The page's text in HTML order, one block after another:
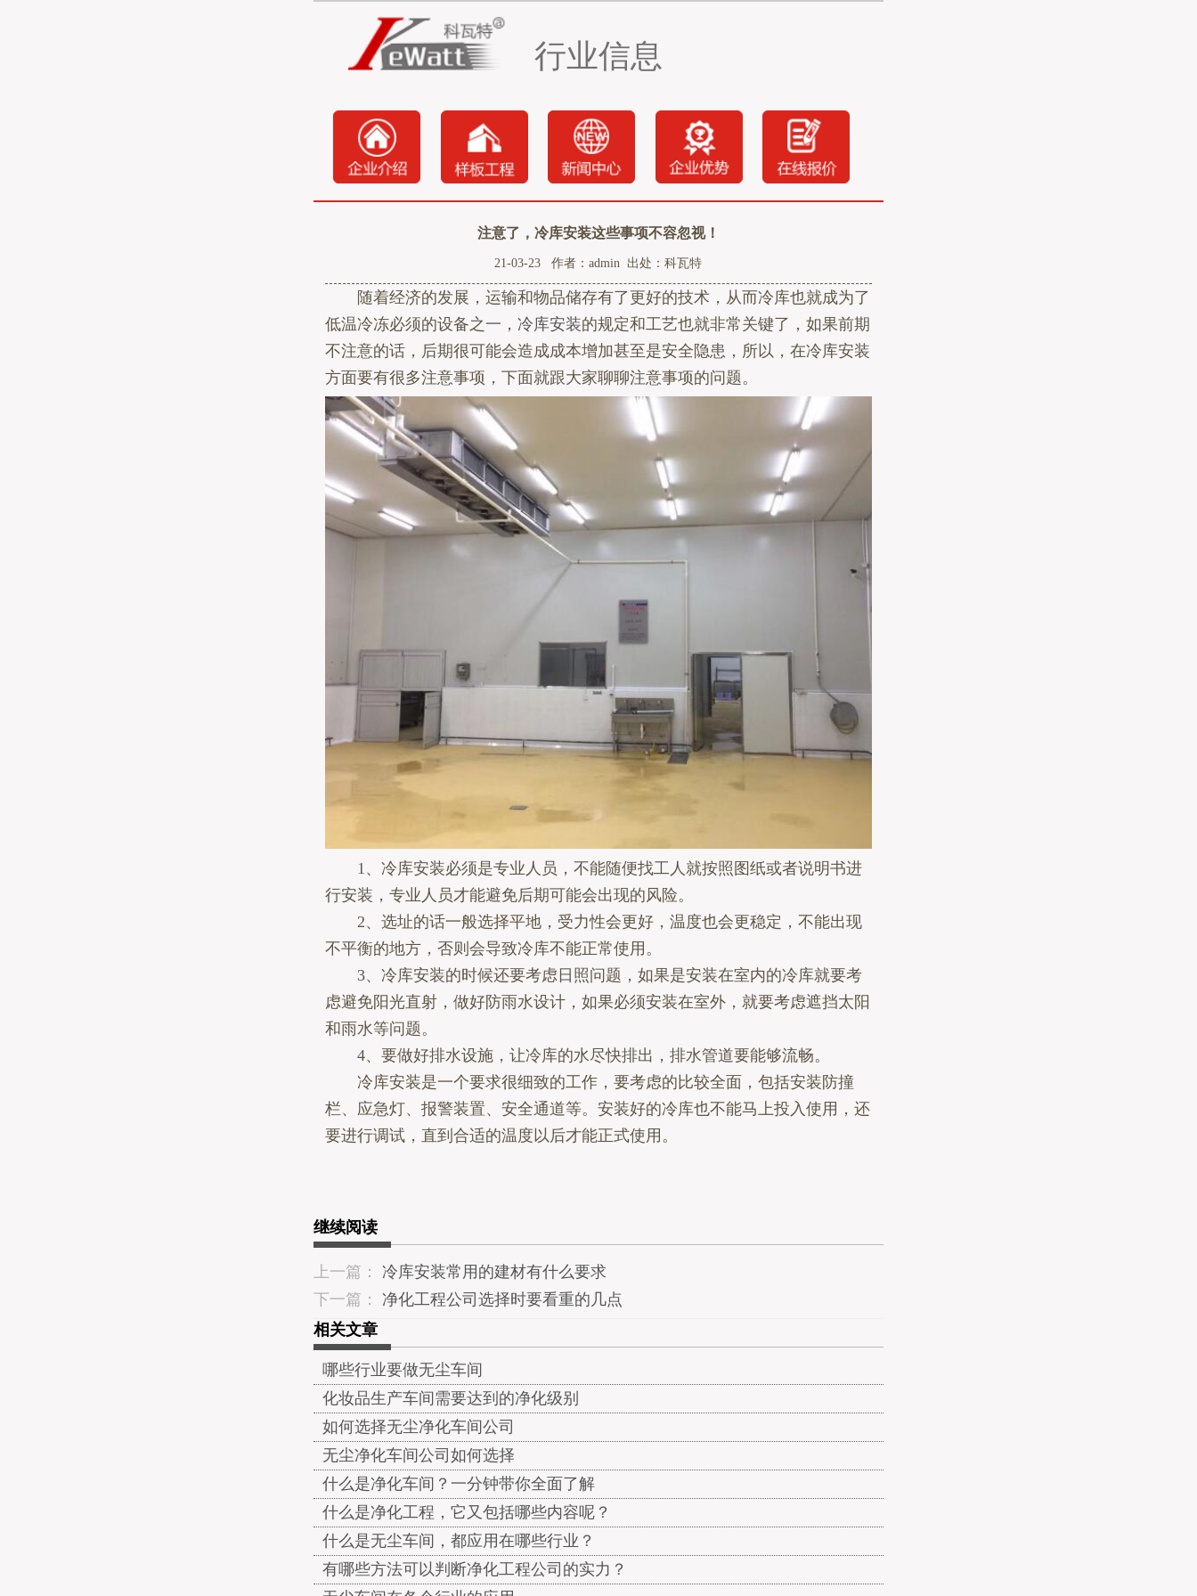
行业信息
注意了，冷库安装这些事项不容忽视！
21-03-23 作者：admin 出处：科瓦特
随着经济的发展，运输和物品储存有了更好的技术，从而冷库也就成为了
低温冷冻必须的设备之一， 冷库安装的规定和工艺也就非常关键了，如果前期
不注意的话，后期很可能会造成成本增加甚至是安全隐患，所以，在冷库安装
方面要有很多注意事项，下面就跟大家聊聊注意事项的问题。
1、冷库安装必须是专业人员，不能随便找工人就按照图纸或者说明书进
行安装，专业人员才能避免后期可能会出现的风险。
2、选址的话一般选择平地，受力性会更好，温度也会更稳定，不能出现
不平衡的地方，否则会导致冷库不能正常使用。
3、冷库安装的时候还要考虑日照问题，如果是安装在室内的冷库就要考
虑避免阳光直射，做好防雨水设计，如果必须安装在室外，就要考虑遮挡太阳
和雨水等问题。
4、要做好排水设施，让冷库的水尽快排出，排水管道要能够流畅。
冷库安装是一个要求很细致的工作，要考虑的比较全面，包括安装防撞
栏、应急灯、报警装置、安全通道等。安装好的冷库也不能马上投入使用，还
要进行调试，直到合适的温度以后才能正式使用。
继续阅读
上一篇： 冷库安装常用的建材有什么要求
下一篇：
净化工程公司选择时要看重的几点
相关文章
哪些行业要做无尘车间
化妆品生产车间需要达到的净化级别
如何选择无尘净化车间公司
无尘净化车间公司如何选择
什么是净化车间？一分钟带你全面了解
什么是净化工程，它又包括哪些内容呢？
什么是无尘车间，都应用在哪些行业？
有哪些方法可以判断净化工程公司的实力？